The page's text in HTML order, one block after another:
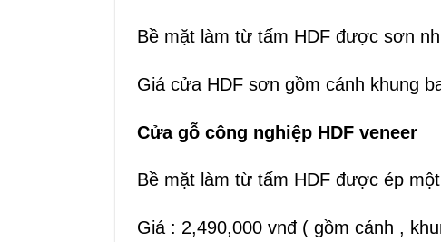
Bề mặt làm từ tấm HDF được sơn
Giá cửa HDF sơn gồm cánh khung
Cửa gỗ công nghiệp HDF veneer
Bề mặt làm từ tấm HDF được ép
Giá : 2,490,000 vnđ ( gồm cánh ,